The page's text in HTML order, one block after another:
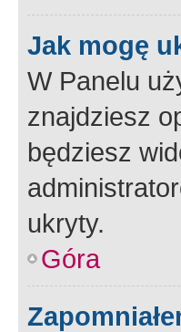
Jak mogę
W Panelu
znajdziesz
będziesz
ukryty.
Góra